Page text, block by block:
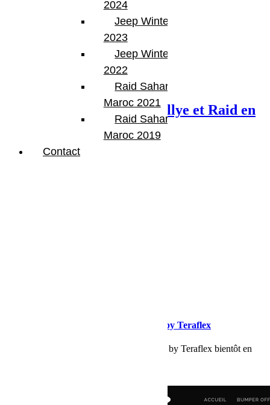
Le Sahari Rally 2018 – Rallye et Raid en
Nouveaux amortisseurs Falcon Shocks by Teraflex
Les nouveaux amortisseurs Falcon Shocks by Teraflex bientôt en
2024
Jeep Winter Tour
2023
Jeep Winter Tour
2022
Raid Sahara Tour
Maroc 2021
Raid Sahara Tour
Maroc 2019
Contact